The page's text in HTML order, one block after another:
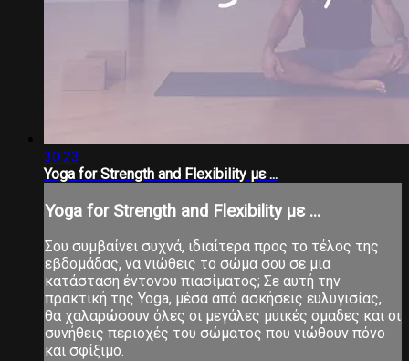
30:23
Yoga for Strength and Flexibility με ...
Yoga for Strength and Flexibility με ...
Σου συμβαίνει συχνά, ιδιαίτερα προς το τέλος της
εβδομάδας, να νιώθεις το σώμα σου σε μια
κατάσταση έντονου πιασίματος; Σε αυτή την
πρακτική της Yoga, μέσα από ασκήσεις ευλυγισίας,
θα χαλαρώσουν όλες οι μεγάλες μυικές ομαδες και οι
συνήθεις περιοχές του σώματος που νιώθουν πόνο
και σφίξιμο.